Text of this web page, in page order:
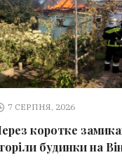
7 СЕРПНЯ, 2026
коротке
будинки на